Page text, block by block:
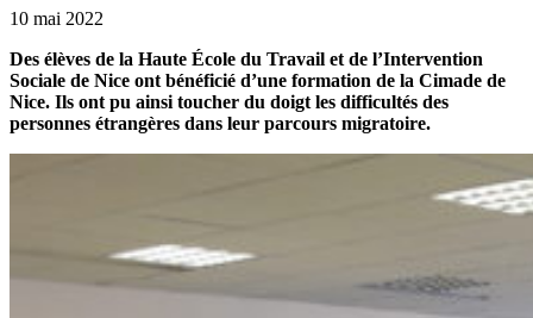
10 mai 2022
Des élèves de la Haute École du Travail et de l’Intervention
Sociale de Nice ont bénéficié d’une formation de la Cimade de
Nice. Ils ont pu ainsi toucher du doigt les difficultés des
personnes étrangères dans leur parcours migratoire.